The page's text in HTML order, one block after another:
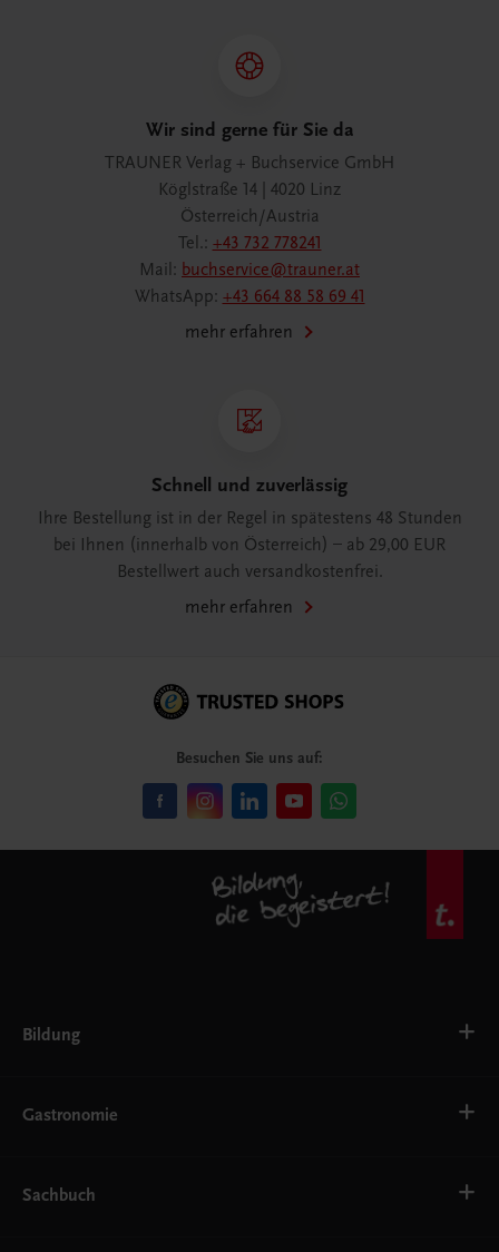
Wir sind gerne für Sie da
TRAUNER Verlag + Buchservice GmbH
Köglstraße 14 | 4020 Linz
Österreich/Austria
Tel.: +43 732 778241
Mail: buchservice@trauner.at
WhatsApp: +43 664 88 58 69 41
mehr erfahren
Schnell und zuverlässig
Ihre Bestellung ist in der Regel in spätestens 48 Stunden
bei Ihnen (innerhalb von Österreich) – ab 29,00 EUR
Bestellwert auch versandkostenfrei.
mehr erfahren
Besuchen Sie uns auf:
Bildung
AHS
EWF/ZWF
FW
Gastronomie
Getränke
Sachbuch